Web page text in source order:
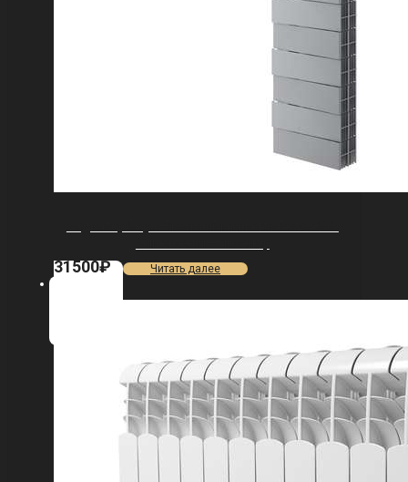
31500₽ Читать далее